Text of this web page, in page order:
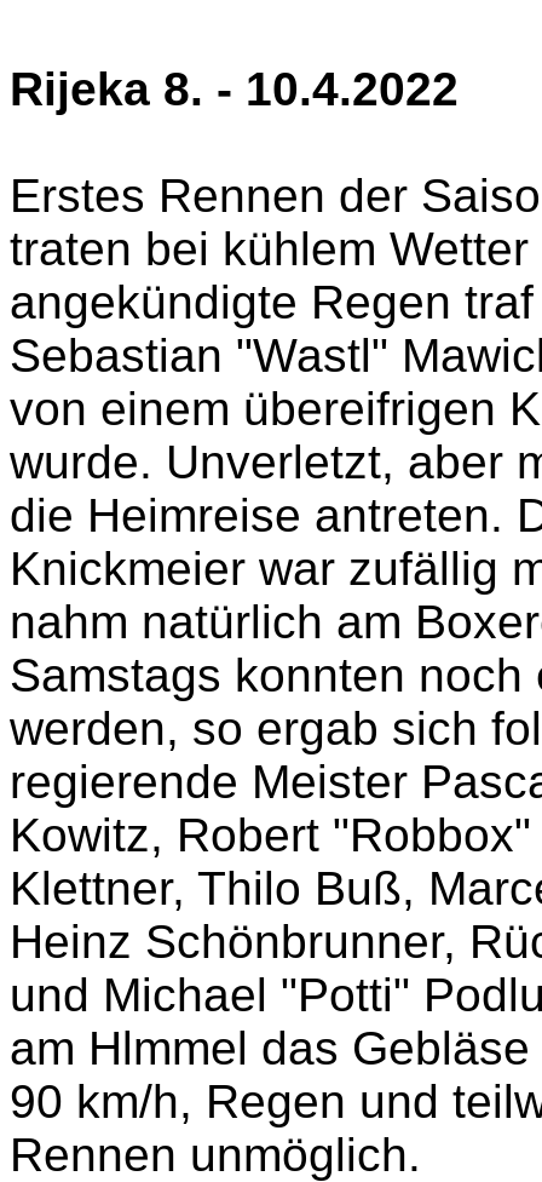
Rijeka 8. - 10.4.2022
Erstes Rennen der
traten bei kühlem
angekündigte Regen
Sebastian "Wastl"
von einem übereifrigen
wurde. Unverletzt, aber
die Heimreise antreten.
Knickmeier war zufällig
nahm natürlich am
Samstags konnten
werden, so ergab sich
regierende Meister
Kowitz, Robert
Klettner, Thilo Buß,
Heinz Schönbrunner,
und Michael "Potti"
am Hlmmel das
90 km/h, Regen und
Rennen unmöglich.